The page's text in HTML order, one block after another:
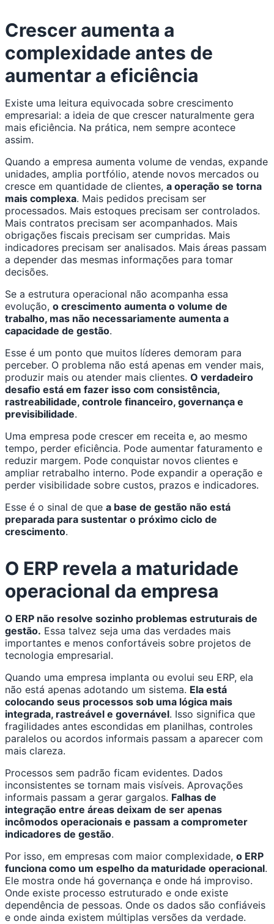
Crescer aumenta a
complexidade antes de
aumentar a eficiência
Existe uma leitura equivocada sobre crescimento
empresarial: a ideia de que crescer naturalmente gera
mais eficiência. Na prática, nem sempre acontece
assim.
Quando a empresa aumenta volume de vendas, expande
unidades, amplia portfólio, atende novos mercados ou
cresce em quantidade de clientes, a operação se torna
mais complexa. Mais pedidos precisam ser
processados. Mais estoques precisam ser controlados.
Mais contratos precisam ser acompanhados. Mais
obrigações fiscais precisam ser cumpridas. Mais
indicadores precisam ser analisados. Mais áreas passam
a depender das mesmas informações para tomar
decisões.
Se a estrutura operacional não acompanha essa
evolução, o crescimento aumenta o volume de
trabalho, mas não necessariamente aumenta a
capacidade de gestão.
Esse é um ponto que muitos líderes demoram para
perceber. O problema não está apenas em vender mais,
produzir mais ou atender mais clientes. O verdadeiro
desafio está em fazer isso com consistência,
rastreabilidade, controle financeiro, governança e
previsibilidade.
Uma empresa pode crescer em receita e, ao mesmo
tempo, perder eficiência. Pode aumentar faturamento e
reduzir margem. Pode conquistar novos clientes e
ampliar retrabalho interno. Pode expandir a operação e
perder visibilidade sobre custos, prazos e indicadores.
Esse é o sinal de que a base de gestão não está
preparada para sustentar o próximo ciclo de
crescimento.
O ERP revela a maturidade
operacional da empresa
O ERP não resolve sozinho problemas estruturais de
gestão. Essa talvez seja uma das verdades mais
importantes e menos confortáveis sobre projetos de
tecnologia empresarial.
Quando uma empresa implanta ou evolui seu ERP, ela
não está apenas adotando um sistema. Ela está
colocando seus processos sob uma lógica mais
integrada, rastreável e governável. Isso significa que
fragilidades antes escondidas em planilhas, controles
paralelos ou acordos informais passam a aparecer com
mais clareza.
Processos sem padrão ficam evidentes. Dados
inconsistentes se tornam mais visíveis. Aprovações
informais passam a gerar gargalos. Falhas de
integração entre áreas deixam de ser apenas
incômodos operacionais e passam a comprometer
indicadores de gestão.
Por isso, em empresas com maior complexidade, o ERP
funciona como um espelho da maturidade operacional.
Ele mostra onde há governança e onde há improviso.
Onde existe processo estruturado e onde existe
dependência de pessoas. Onde os dados são confiáveis
e onde ainda existem múltiplas versões da verdade.